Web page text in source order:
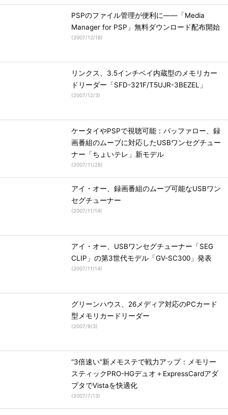
PSPのファイル管理が便利に――「Media
Manager for PSP」無料ダウンロード配布開始
(2007/12/18)
リンクス、3.5インチベイ内蔵型のメモリカー
ドリーダー「SFD-321F/T5UJR-3BEZEL」
(2007/12/3)
ケータイやPSPで視聴可能：バッファロー、録
画番組のムーブに対応したUSBワンセグチュー
ナー「ちょいテレ」新モデル
(2007/11/28)
アイ・オー、録画番組のムーブ可能なUSBワン
セグチューナー
(2007/11/14)
アイ・オー、USBワンセグチューナー「SEG
CLIP」の第3世代モデル「GV-SC300」発表
(2007/11/14)
グリーンハウス、26メディア対応のPCカード
型メモリカードリーダー
(2007/9/3)
“3倍速い”新メモステで戦力アップ：メモリー
スティックPRO-HGデュオ＋ExpressCardアダ
プタでVistaを快適化
(2007/7/13)